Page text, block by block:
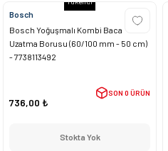
Tükendi
Bosch
Bosch Yoğuşmalı Kombi Baca
Uzatma Borusu (60/100 mm - 50 cm)
- 7738113492
736,00 ₺
SON 0 ÜRÜN
Stokta Yok